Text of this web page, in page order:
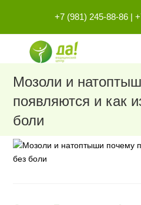
содержимому
+7 (981) 245-88-86 |
Мозоли и
появляются и как
боли